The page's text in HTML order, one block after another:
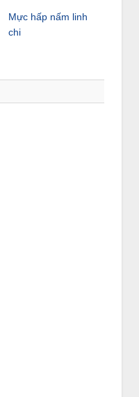
Mực hấp nấm linh
chi